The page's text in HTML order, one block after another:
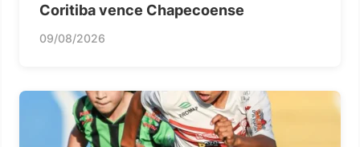
Coritiba vence Chapecoense
09/08/2026